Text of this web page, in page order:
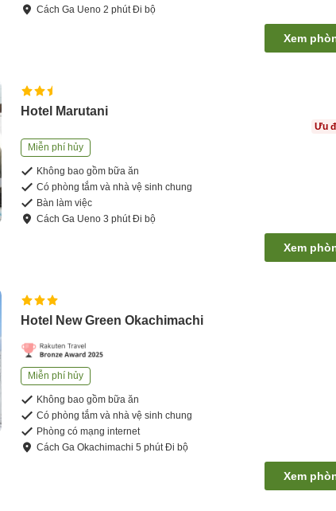
CáchGa Ueno2 phútĐi bộ
Xem
Hotel Marutani
Miễn phí hủy
Không bao gồm bữa ăn
Có phòng tắm và nhà vệ sinh chung
Bàn làm việc
CáchGa Ueno3 phútĐi bộ
Ưu
Xem
Hotel New Green Okachimachi
Miễn phí hủy
Không bao gồm bữa ăn
Có phòng tắm và nhà vệ sinh chung
Phòng có mạng internet
CáchGa Okachimachi5 phútĐi bộ
Xem